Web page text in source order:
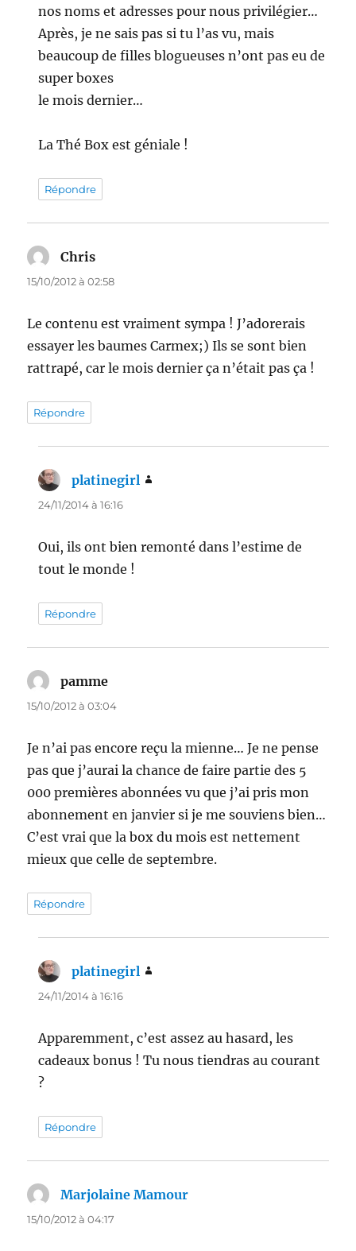
nos noms et adresses pour nous privilégier…
Après, je ne sais pas si tu l’as vu, mais
beaucoup de filles blogueuses n’ont pas eu de
super boxes
le mois dernier…
La Thé Box est géniale !
Répondre
Chris
15/10/2012 à 02:58
Le contenu est vraiment sympa ! J’adorerais
essayer les baumes Carmex;) Ils se sont bien
rattrapé, car le mois dernier ça n’était pas ça !
Répondre
platinegirl
24/11/2014 à 16:16
Oui, ils ont bien remonté dans l’estime de
tout le monde !
Répondre
pamme
15/10/2012 à 03:04
Je n’ai pas encore reçu la mienne… Je ne pense
pas que j’aurai la chance de faire partie des 5
000 premières abonnées vu que j’ai pris mon
abonnement en janvier si je me souviens bien…
C’est vrai que la box du mois est nettement
mieux que celle de septembre.
Répondre
platinegirl
24/11/2014 à 16:16
Apparemment, c’est assez au hasard, les
cadeaux bonus ! Tu nous tiendras au courant
?
Répondre
Marjolaine Mamour
15/10/2012 à 04:17